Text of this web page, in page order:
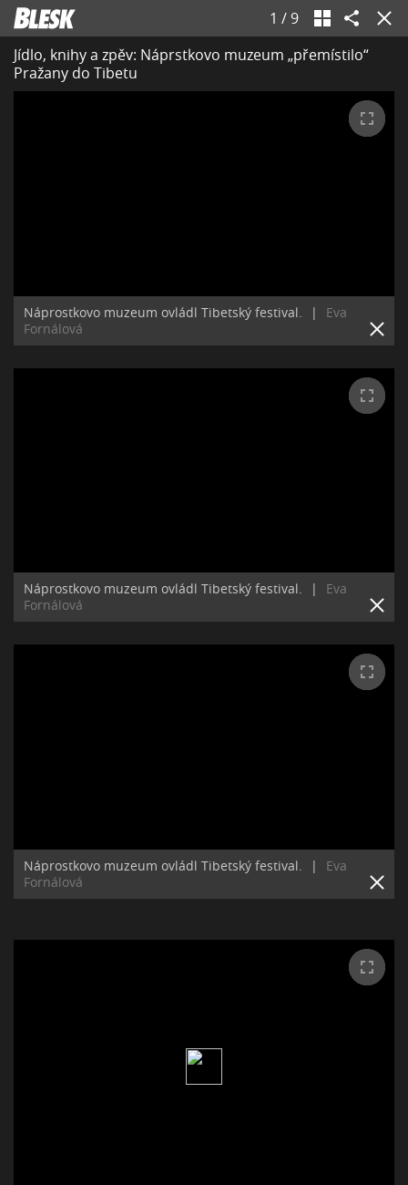
1 / 9
Jídlo, knihy a zpěv: Náprstkovo muzeum „přemístilo“
Pražany do Tibetu
Náprostkovo muzeum ovládl Tibetský festival. |
Eva
Fornálová
Náprostkovo muzeum ovládl Tibetský festival. |
Eva
Fornálová
Náprostkovo muzeum ovládl Tibetský festival. |
Eva
Fornálová